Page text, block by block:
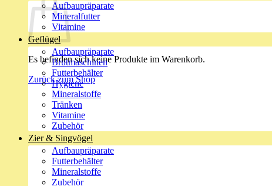
Es befinden sich keine Produkte im Warenkorb.
Zurück zum Shop
Aufbaupräparate
Mineralfutter
Vitamine
Geflügel
Aufbaupräparate
Brutmaschinen
Futterbehälter
Hygiene
Mineralstoffe
Tränken
Vitamine
Zubehör
Zier & Singvögel
Aufbaupräparate
Futterbehälter
Mineralstoffe
Zubehör